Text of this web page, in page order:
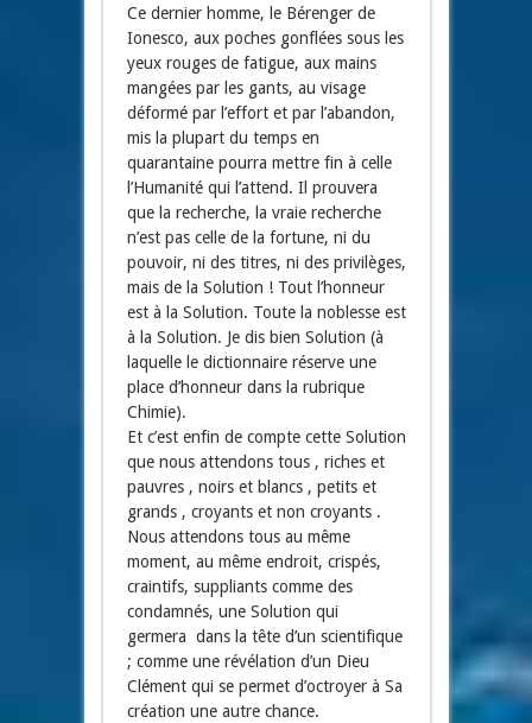
Ce dernier homme, le Bérenger de
Ionesco, aux poches gonflées sous les
yeux rouges de fatigue, aux mains
mangées par les gants, au visage
déformé par l’effort et par l’abandon,
mis la plupart du temps en
quarantaine pourra mettre fin à celle
l’Humanité qui l’attend. Il prouvera
que la recherche, la vraie recherche
n’est pas celle de la fortune, ni du
pouvoir, ni des titres, ni des privilèges,
mais de la Solution ! Tout l’honneur
est à la Solution. Toute la noblesse est
à la Solution. Je dis bien Solution (à
laquelle le dictionnaire réserve une
place d’honneur dans la rubrique
Chimie).
Et c’est enfin de compte cette Solution
que nous attendons tous , riches et
pauvres , noirs et blancs , petits et
grands , croyants et non croyants .
Nous attendons tous au même
moment, au même endroit, crispés,
craintifs, suppliants comme des
condamnés, une Solution qui
germera dans la tête d’un scientifique
; comme une révélation d’un Dieu
Clément qui se permet d’octroyer à Sa
création une autre chance.